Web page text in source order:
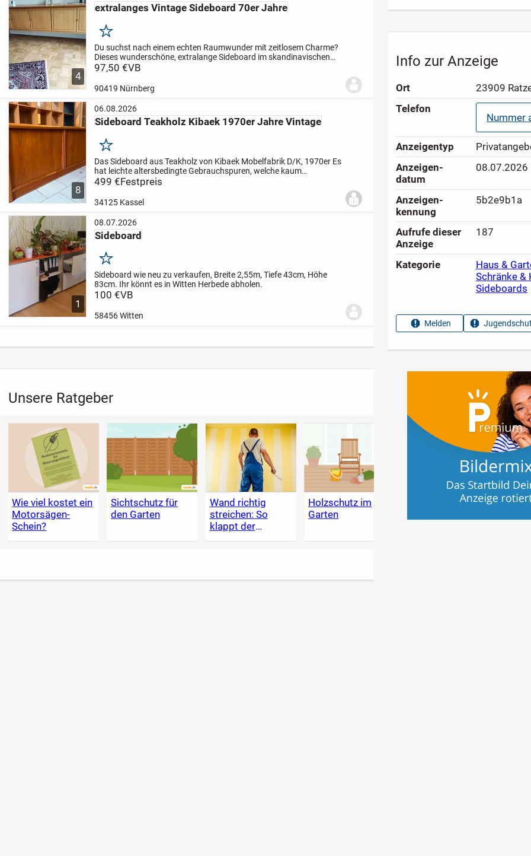
4
extralanges Vintage Sideboard 70er Jahre
Merken
Du suchst nach einem echten Raumwunder mit zeitlosem Charme?
Dieses wunderschöne, extralange Sideboard im skandinavischen
Stil sucht ein neues Zuhause! Es besticht durch seine helle,
97,50 €VB
90419 Nürnberg
8
06.08.2026
Sideboard Teakholz Kibaek 1970er Jahre Vintage
Merken
Das Sideboard aus Teakholz von Kibaek Mobelfabrik D/K, 1970er Es
hat leichte altersbedingte Gebrauchspuren, welche kaum
auffallen.Breite: 180cm
499 €Festpreis
34125 Kassel
1
08.07.2026
Sideboard
Merken
Sideboard wie neu zu verkaufen, Breite 2,55m, Tiefe 43cm, Höhe
83cm. Ihr könnt es in Witten Herbede abholen.
100 €VB
58456 Witten
Unsere Ratgeber
Wie viel kostet ein
Motorsägen-
Schein?
Sichtschutz für
den Garten
Wand richtig
streichen: So
klappt der
Holzschutz im
Garten
Heimwerker-
Der
Info zur Anzeige
Ort
23909
Telefon
Nummer
Anzeigen­typ
Anzeigen­
datum
08.07.2026
Anzeigen­
kennung
5b2e9b1a
Aufrufe dieser
Anzeige
187
Kategorie Haus &
Schränke &
Sideboards
Melden